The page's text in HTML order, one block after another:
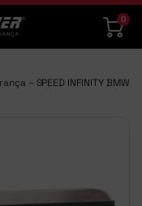
0
– SPEED INFINITY BMW